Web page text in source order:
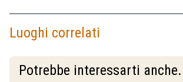
Luoghi correlati
Potrebbe interessarti